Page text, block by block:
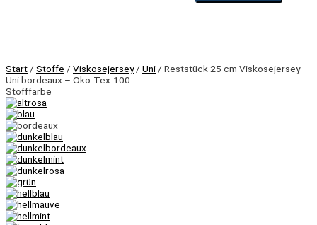
Start / Stoffe / Viskosejersey/ Uni / Reststück 25 cm Viskosejersey
Uni bordeaux – Öko-Tex-100
Stofffarbe